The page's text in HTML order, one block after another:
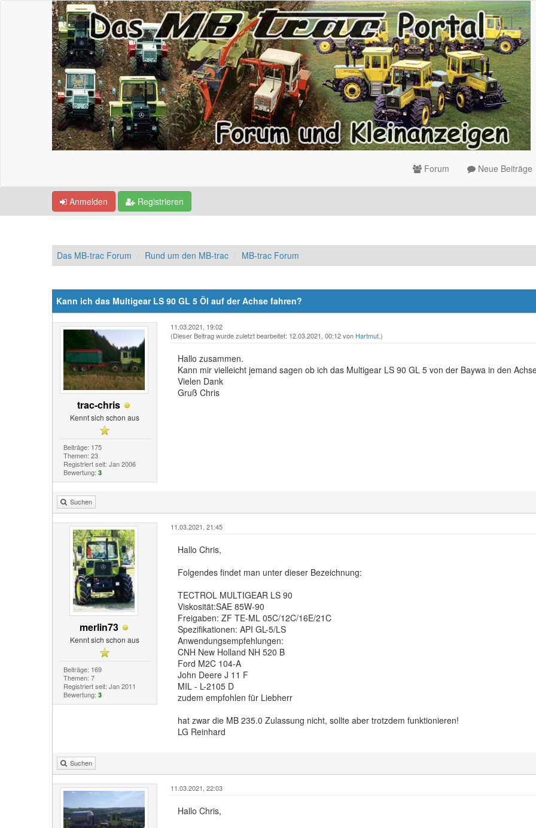
Forum Neue Beiträge
Anmelden Registrieren
Das MB-trac Forum Rund um den MB-trac MB-trac Forum
Kann ich das Multigear LS 90 GL 5 Öl auf der Achse fahren?
trac-chris
Kennt sich schon aus
Beiträge: 175
Themen: 23
Registriert seit: Jan 2006
Bewertung: 3
11.03.2021, 19:02
(Dieser Beitrag wurde zuletzt bearbeitet: 12.03.2021, 00:12 von Hartmut.)
Hallo zusammen.
Kann mir vielleicht jemand sagen ob ich das Multigear LS 90 GL 5 von der Baywa in den
Vielen Dank
Gruß Chris
Suchen
merlin73
Kennt sich schon aus
Beiträge: 169
Themen: 7
Registriert seit: Jan 2011
Bewertung: 3
11.03.2021, 21:45
Hallo Chris,
Folgendes findet man unter dieser Bezeichnung:
TECTROL MULTIGEAR LS 90
Viskosität:SAE 85W-90
Freigaben: ZF TE-ML 05C/12C/16E/21C
Spezifikationen: API GL-5/LS
Anwendungsempfehlungen:
CNH New Holland NH 520 B
Ford M2C 104-A
John Deere J 11 F
MIL - L-2105 D
zudem empfohlen für Liebherr
hat zwar die MB 235.0 Zulassung nicht, sollte aber trotzdem funktionieren!
LG Reinhard
Suchen
11.03.2021, 22:03
Hallo Chris,